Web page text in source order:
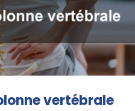
vertébrale